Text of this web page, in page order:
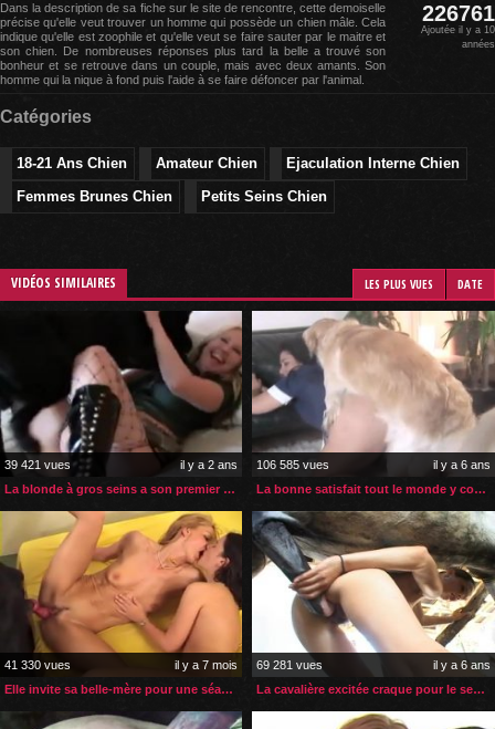
Dans la description de sa fiche sur le site de rencontre, cette demoiselle
précise qu'elle veut trouver un homme qui possède un chien mâle. Cela
indique qu'elle est zoophile et qu'elle veut se faire sauter par le maitre et
son chien. De nombreuses réponses plus tard la belle a trouvé son
bonheur et se retrouve dans un couple, mais avec deux amants. Son
homme qui la nique à fond puis l'aide à se faire défoncer par l'animal.
226761
Ajoutée il y a 10
années
Catégories
18-21 Ans Chien Amateur Chien
Ejaculation Interne Chien
Femmes Brunes Chien
Petits Seins Chien
VIDÉOS SIMILAIRES LES PLUS VUES DATE
39 421 vues
il y a 2 ans
La blonde à gros seins a son premier orgasme avec un chien
106 585 vues
il y a 6 ans
La bonne satisfait tout le monde y compris le chien
41 330 vues
il y a 7 mois
Elle invite sa belle-mère pour une séance lesbiennes zoophiles
69 281 vues
il y a 6 ans
La cavalière excitée craque pour le sexe de son cheval